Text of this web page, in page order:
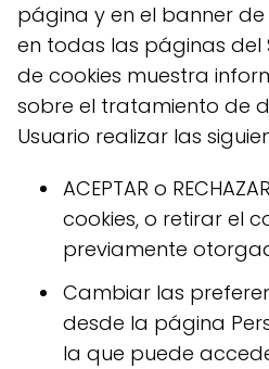
página y en el banner
en todas las páginas del
de cookies muestra
sobre el tratamiento de
Usuario realizar las
ACEPTAR o
cookies, o retirar el
previamente
Cambiar las
desde la página
la que puede